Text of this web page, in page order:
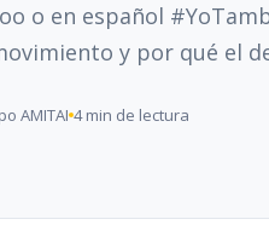
o en español
y por qué el
AMITAI 4 min de lectura